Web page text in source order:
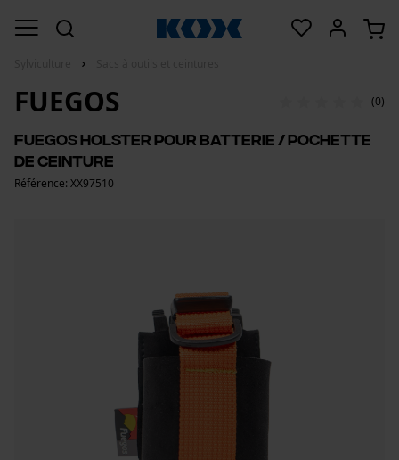
FUEGOS (0)
Fuegos Holster pour batterie / Pochette
de ceinture
Référence: XX97510